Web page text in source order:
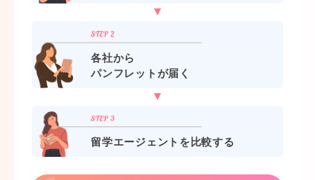
各社から
パンフレットが届く
留学エージェントを比較する